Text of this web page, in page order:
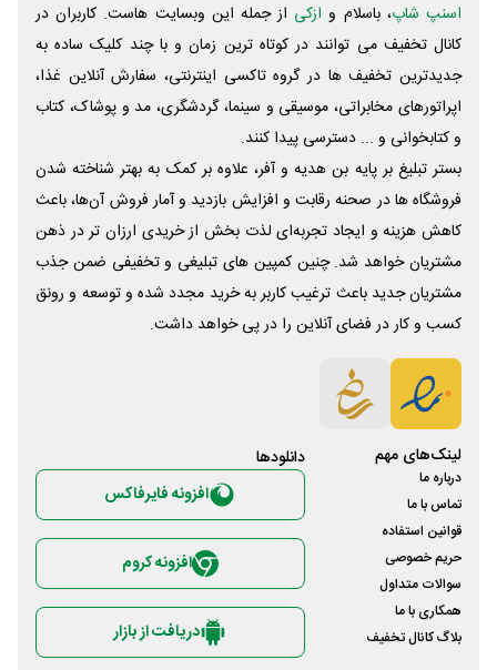
اسنپ شاپ، باسلام و ازکی از جمله این وبسایت ‌هاست. کاربران در
کانال تخفیف می توانند در کوتاه ترین زمان و با چند کلیک ساده به
جدیدترین تخفیف ها در گروه تاکسی اینترنتی، سفارش آنلاین غذا،
اپراتورهای مخابراتی، موسیقی و سینما، گردشگری، مد و پوشاک، کتاب
و کتابخوانی و ... دسترسی پیدا کنند.
بستر تبلیغ بر پایه بن هدیه و آفر، علاوه بر کمک به بهتر شناخته شدن
فروشگاه ها در صحنه رقابت و افزایش بازدید و آمار فروش آن‌ها، باعث
کاهش هزینه و ایجاد تجربه‌ای لذت بخش از خریدی ارزان تر در ذهن
مشتریان خواهد شد. چنین کمپین های تبلیغی و تخفیفی ضمن جذب
مشتریان جدید باعث ترغیب کاربر به خرید مجدد شده و توسعه و رونق
کسب و کار در فضای آنلاین را در پی خواهد داشت.
لینک‌های مهم
درباره ما
تماس با ما
قوانین استفاده
حریم خصوصی
سوالات متداول
همکاری با ما
بلاگ کانال تخفیف
دانلود‌ها
افزونه فایرفاکس
افزونه کروم
دریافت از بازار